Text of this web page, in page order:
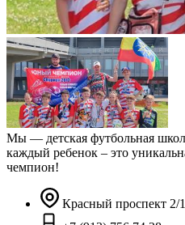
Мы — детская футбольная
каждый ребенок – это
чемпион!
Красный проспект 2/1